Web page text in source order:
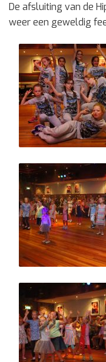
De afsluiting van de
weer een geweldig